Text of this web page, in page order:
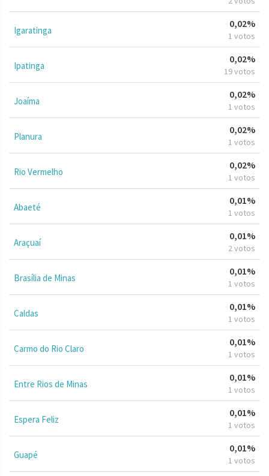
Igaratinga
0,02%
1 votos
Ipatinga
0,02%
19 votos
Joaíma
0,02%
1 votos
Planura
0,02%
1 votos
Rio Vermelho
0,02%
1 votos
Abaeté
0,01%
1 votos
Araçuaí
0,01%
2 votos
Brasília de Minas
0,01%
1 votos
Caldas
0,01%
1 votos
Carmo do Rio Claro
0,01%
1 votos
Entre Rios de Minas
0,01%
1 votos
Espera Feliz
0,01%
1 votos
Guapé
0,01%
1 votos